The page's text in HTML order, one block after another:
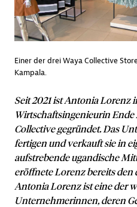
Einer der drei Waya Collective
Kampala.
Seit 2021 ist Antonia Lorenz
Wirtschaftsingenieurin Ende
Collective gegründet. Das
fertigen und verkauft sie in
aufstrebende ugandische
eröffnete Lorenz bereits
Antonia Lorenz ist eine der
Unternehmerinnen, deren